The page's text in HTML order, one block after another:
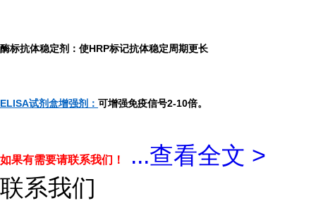
酶标抗体稳定剂：使HRP标记抗体稳定周期更长
ELISA试剂盒增强剂： 可增强免疫信号2-10倍。
如果有需要请联系我们！ ...查看全文 >
联系我们